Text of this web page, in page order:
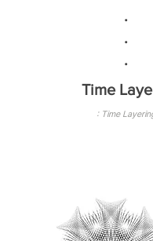
.
.
.
Time
: Time